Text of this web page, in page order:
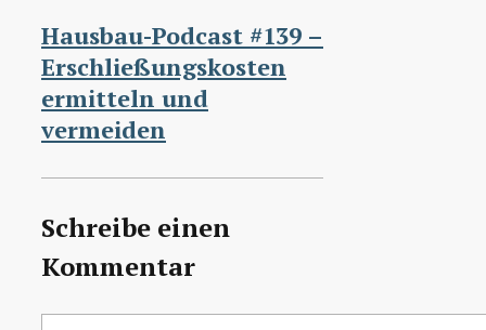
Hausbau-Podcast #139 –
Erschließungskosten
ermitteln und
vermeiden
Schreibe einen
Kommentar